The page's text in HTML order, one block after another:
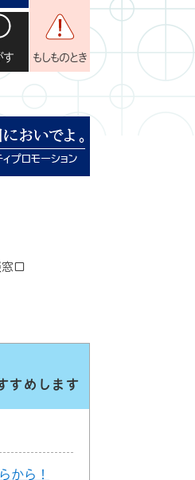
す もしものとき
口
すめします
から！